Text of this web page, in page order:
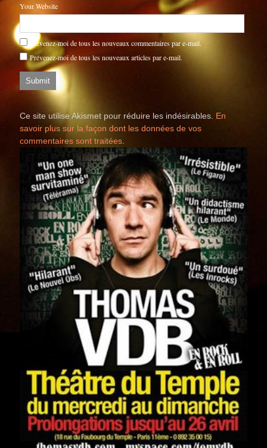
Your Website
Prévenez-moi de tous les nouveaux commentaires par e-mail.
Prévenez-moi de tous les nouveaux articles par e-mail.
Ce site utilise Akismet pour réduire les indésirables. En
savoir plus sur la façon dont les données de vos
commentaires sont traitées